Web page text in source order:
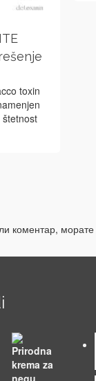
toxin
коментар, морате